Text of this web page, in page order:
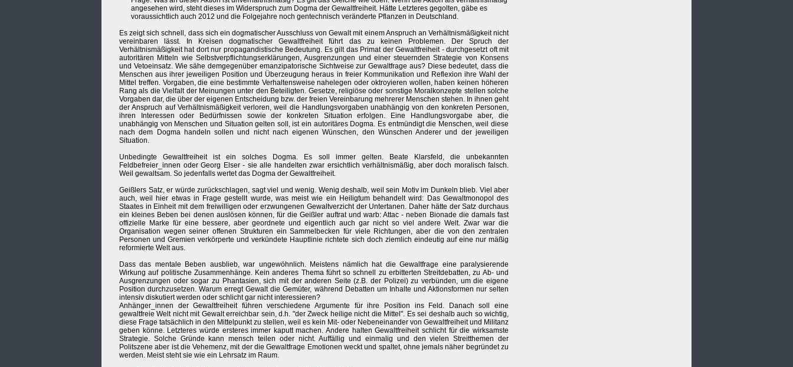
angesehen wird, steht dieses im Widerspruch zum Dogma der Gewaltfreiheit. Hätte Letzteres gegolten, gäbe es
voraussichtlich auch 2012 und die Folgejahre noch gentechnisch veränderte Pflanzen in Deutschland.
Es zeigt sich schnell, dass sich ein dogmatischer Ausschluss von Gewalt mit einem Anspruch an Verhältnismäßigkeit nicht
vereinbaren lässt. In Kreisen dogmatischer Gewaltfreiheit führt das zu keinen Problemen. Der Spruch der
Verhältnismäßigkeit hat dort nur propagandistische Bedeutung. Es gilt das Primat der Gewaltfreiheit - durchgesetzt oft mit
autoritären Mitteln wie Selbstverpflichtungserklärungen, Ausgrenzungen und einer steuernden Strategie von Konsens
und Vetoeinsatz. Wie sähe demgegenüber emanzipatorische Sichtweise zur Gewaltfrage aus? Diese bedeutet, dass die
Menschen aus ihrer jeweiligen Position und Überzeugung heraus in freier Kommunikation und Reflexion ihre Wahl der
Mittel treffen. Vorgaben, die eine bestimmte Verhaltensweise nahelegen oder oktroyieren wollen, haben keinen höheren
Rang als die Vielfalt der Meinungen unter den Beteiligten. Gesetze, religiöse oder sonstige Moralkonzepte stellen solche
Vorgaben dar, die über der eigenen Entscheidung bzw. der freien Vereinbarung mehrerer Menschen stehen. In ihnen geht
der Anspruch auf Verhältnismäßigkeit verloren, weil die Handlungsvorgaben unabhängig von den konkreten Personen,
ihren Interessen oder Bedürfnissen sowie der konkreten Situation erfolgen. Eine Handlungsvorgabe aber, die
unabhängig von Menschen und Situation gelten soll, ist ein autoritäres Dogma. Es entmündigt die Menschen, weil diese
nach dem Dogma handeln sollen und nicht nach eigenen Wünschen, den Wünschen Anderer und der jeweiligen
Situation.
Unbedingte Gewaltfreiheit ist ein solches Dogma. Es soll immer gelten. Beate Klarsfeld, die unbekannten
Feldbefreier_innen oder Georg Elser - sie alle handelten zwar ersichtlich verhältnismäßig, aber doch moralisch falsch.
Weil gewaltsam. So jedenfalls wertet das Dogma der Gewaltfreiheit.
Geißlers Satz, er würde zurückschlagen, sagt viel und wenig. Wenig deshalb, weil sein Motiv im Dunkeln blieb. Viel aber
auch, weil hier etwas in Frage gestellt wurde, was meist wie ein Heiligtum behandelt wird: Das Gewaltmonopol des
Staates in Einheit mit dem freiwilligen oder erzwungenen Gewaltverzicht der Untertanen. Daher hätte der Satz durchaus
ein kleines Beben bei denen auslösen können, für die Geißler auftrat und warb: Attac - neben Bionade die damals fast
offizielle Marke für eine bessere, aber geordnete und eigentlich auch gar nicht so viel andere Welt. Zwar war die
Organisation wegen seiner offenen Strukturen ein Sammelbecken für viele Richtungen, aber die von den zentralen
Personen und Gremien verkörperte und verkündete Hauptlinie richtete sich doch ziemlich eindeutig auf eine nur mäßig
reformierte Welt aus.
Dass das mentale Beben ausblieb, war ungewöhnlich. Meistens nämlich hat die Gewaltfrage eine paralysierende
Wirkung auf politische Zusammenhänge. Kein anderes Thema führt so schnell zu erbitterten Streitdebatten, zu Ab- und
Ausgrenzungen oder sogar zu Phantasien, sich mit der anderen Seite (z.B. der Polizei) zu verbünden, um die eigene
Position durchzusetzen. Warum erregt Gewalt die Gemüter, während Debatten um Inhalte und Aktionsformen nur selten
intensiv diskutiert werden oder schlicht gar nicht interessieren?
Anhänger_innen der Gewaltfreiheit führen verschiedene Argumente für ihre Position ins Feld. Danach soll eine
gewaltfreie Welt nicht mit Gewalt erreichbar sein, d.h. "der Zweck heilige nicht die Mittel". Es sei deshalb auch so wichtig,
diese Frage tatsächlich in den Mittelpunkt zu stellen, weil es kein Mit- oder Nebeneinander von Gewaltfreiheit und Militanz
geben könne. Letzteres würde ersteres immer kaputt machen. Andere halten Gewaltfreiheit schlicht für die wirksamste
Strategie. Solche Gründe kann mensch teilen oder nicht. Auffällig und einmalig und den vielen Streitthemen der
Politszene aber ist die Vehemenz, mit der die Gewaltfrage Emotionen weckt und spaltet, ohne jemals näher begründet zu
werden. Meist steht sie wie ein Lehrsatz im Raum.